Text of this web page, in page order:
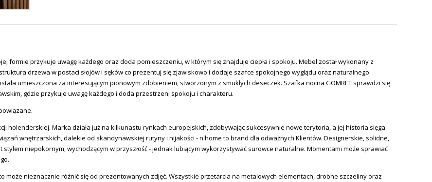
formie przykuje uwagę każdego oraz doda pomieszczeniu, w którym się znajduje ciepła i spokoju. Mebel został wykonany z
drzewa w postaci słojów i sęków co prezentuj się zjawiskowo i dodaje szafce spokojnego wyglądu oraz naturalnego
umieszczona za interesującym pionowym zdobieniem, stworzonym z smukłych deseczek. Szafka nocna GOMRET sprawdzi się
gdzie przykuje uwagę każdego i doda przestrzeni spokoju i charakteru.
holenderskiej. Marka działa już na kilkunastu rynkach europejskich, zdobywając sukcesywnie nowe terytoria, a jej historia sięga
wnętrzarskich, dalekie od skandynawskiej rutyny i nijakości -nlhome to brand dla odważnych Klientów. Designerskie, solidne,
stylem niepokornym, wychodzącym w przyszłość - jednak lubiącym wykorzystywać surowce naturalne. Momentami może sprawiać
może nieznacznie różnić się od prezentowanych zdjęć. Wszystkie przetarcia na metalowych elementach, drobne szczeliny oraz